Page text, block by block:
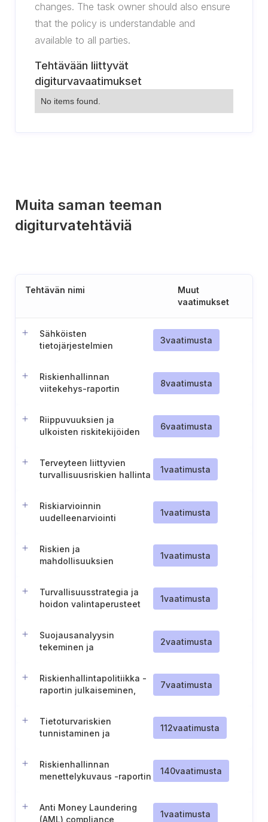
changes. The task owner should also ensure
that the policy is understandable and
available to all parties.
Tehtävään liittyvät
digiturvavaatimukset
No items found.
Muita saman teeman
digiturvatehtäviä
Tehtävän nimi
Muut
vaatimukset
Sähköisten
tietojärjestelmien
3vaatimusta
Riskienhallinnan
viitekehys-raportin
8vaatimusta
Riippuvuuksien ja
ulkoisten riskitekijöiden
6vaatimusta
Terveyteen liittyvien
turvallisuusriskien hallinta
1vaatimusta
Riskiarvioinnin
uudelleenarviointi
1vaatimusta
Riskien ja
mahdollisuuksien
1vaatimusta
Turvallisuusstrategia ja
hoidon valintaperusteet
1vaatimusta
Suojausanalyysin
tekeminen ja
2vaatimusta
Riskienhallintapolitiikka -
raportin julkaiseminen,
7vaatimusta
Tietoturvariskien
tunnistaminen ja
112vaatimusta
Riskienhallinnan
menettelykuvaus -raportin
140vaatimusta
Anti Money Laundering
(AML) compliance
1vaatimusta